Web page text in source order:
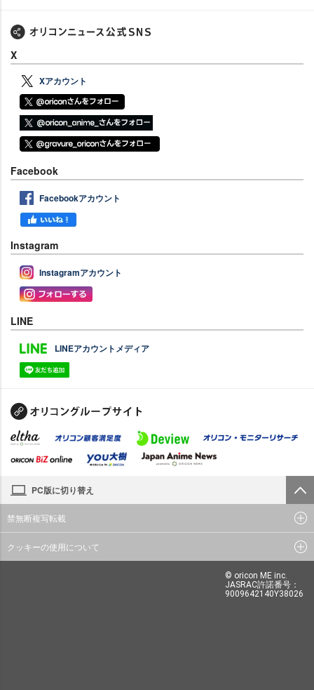
X
Xアカウント
Facebook
Facebookアカウント
Instagram
Instagramアカウント
LINE
LINEアカウントメディア
PC版に切り替え
禁無断複写転載
クッキーの使用について
© oricon ME inc.
JASRAC許諾番号：
9009642140Y38026